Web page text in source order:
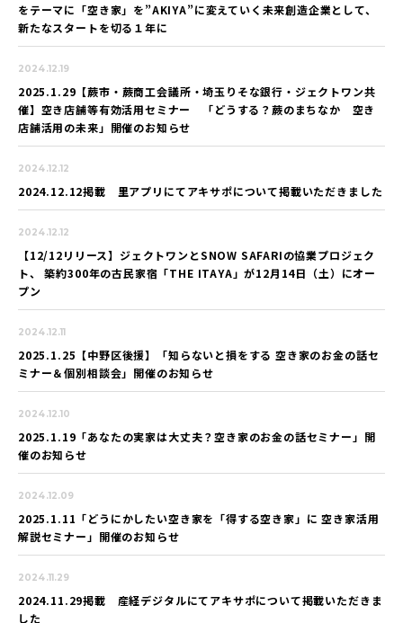
をテーマに「空き家」を”AKIYA”に変えていく未来創造企業として、
新たなスタートを切る１年に
2024.12.19
2025.1.29【蕨市・蕨商工会議所・埼玉りそな銀行・ジェクトワン共
催】空き店舗等有効活用セミナー 「どうする？蕨のまちなか 空き
店舗活用の未来」開催のお知らせ
2024.12.12
2024.12.12掲載 里アプリにてアキサポについて掲載いただきました
2024.12.12
【12/12リリース】ジェクトワンとSNOW SAFARIの協業プロジェク
ト、 築約300年の古民家宿「THE ITAYA」が12月14日（土）にオー
プン
2024.12.11
2025.1.25【中野区後援】「知らないと損をする 空き家のお金の話セ
ミナー＆個別相談会」開催のお知らせ
2024.12.10
2025.1.19「あなたの実家は大丈夫？空き家のお金の話セミナー」開
催のお知らせ
2024.12.09
2025.1.11「どうにかしたい空き家を「得する空き家」に 空き家活用
解説セミナー」開催のお知らせ
2024.11.29
2024.11.29掲載 産経デジタルにてアキサポについて掲載いただきま
した